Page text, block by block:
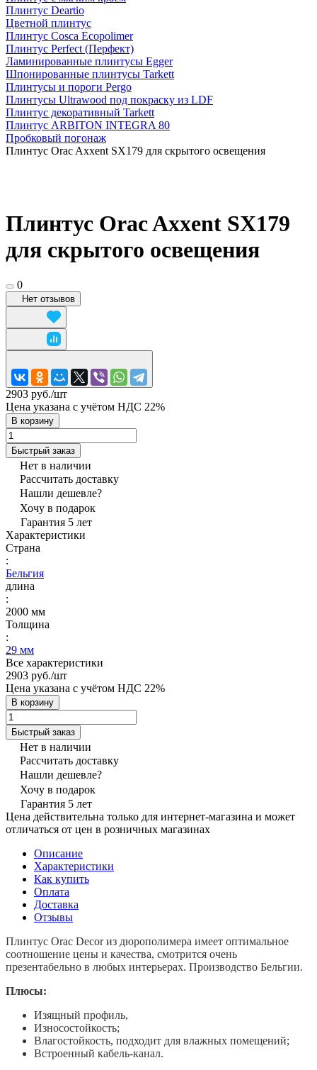
Плинтус Deartio
Цветной плинтус
Плинтус Cosca Ecopolimer
Плинтус Perfect (Перфект)
Ламинированные плинтусы Egger
Шпонированные плинтусы Tarkett
Плинтусы и пороги Pergo
Плинтусы Ultrawood под покраску из LDF
Плинтус декоративный Tarkett
Плинтус ARBITON INTEGRA 80
Пробковый погонаж
Плинтус Orac Axxent SX179 для скрытого освещения
Плинтус Orac Axxent SX179
для скрытого освещения
0
Нет отзывов
2903 руб./шт
Цена указана с учётом НДС 22%
В корзину
Быстрый заказ
Нет в наличии
Рассчитать доставку
Нашли дешевле?
Хочу в подарок
Гарантия 5 лет
Характеристики
Страна
:
Бельгия
длина
:
2000 мм
Толщина
:
29 мм
Все характеристики
2903 руб./шт
Цена указана с учётом НДС 22%
В корзину
Быстрый заказ
Нет в наличии
Рассчитать доставку
Нашли дешевле?
Хочу в подарок
Гарантия 5 лет
Цена действительна только для интернет-магазина и может
отличаться от цен в розничных магазинах
Описание
Характеристики
Как купить
Оплата
Доставка
Отзывы
Плинтус Orac Decor из дюрополимера имеет оптимальное
соотношение цены и качества, смотрится очень
презентабельно в любых интерьерах. Производство Бельгии.
Плюсы:
Изящный профиль,
Износостойкость;
Влагостойкость, подходит для влажных помещений;
Встроенный кабель-канал.